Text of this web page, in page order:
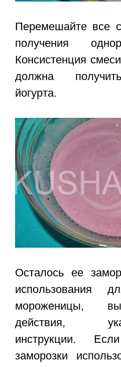
Перемешайте все
получения
Консистенция
должна
йогурта.
Осталось ее
использования
мороженицы,
действия,
инструкции.
заморозки